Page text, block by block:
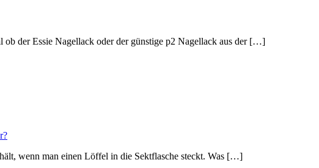
ob der Essie Nagellack oder der günstige p2 Nagellack aus der […]
wenn man einen Löffel in die Sektflasche steckt. Was […]